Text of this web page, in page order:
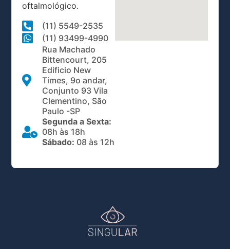
oftalmológico.
(11) 5549-2535
(11) 93499-4990
Rua Machado
Bittencourt, 205
Edificio New
Times, 9o andar,
Conjunto 93 Vila
Clementino, São
Paulo -SP
Segunda a Sexta:
08h às 18h
Sábado: 08 às 12h